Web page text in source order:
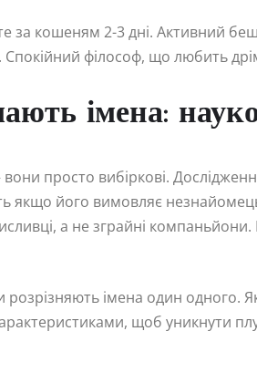
за кошеням 2-3 дні. Активний
Спокійний філософ, що любить
імена:
просто вибіркові.
якщо його вимовляє
а не зграйні
імена один одного.
щоб уникнути